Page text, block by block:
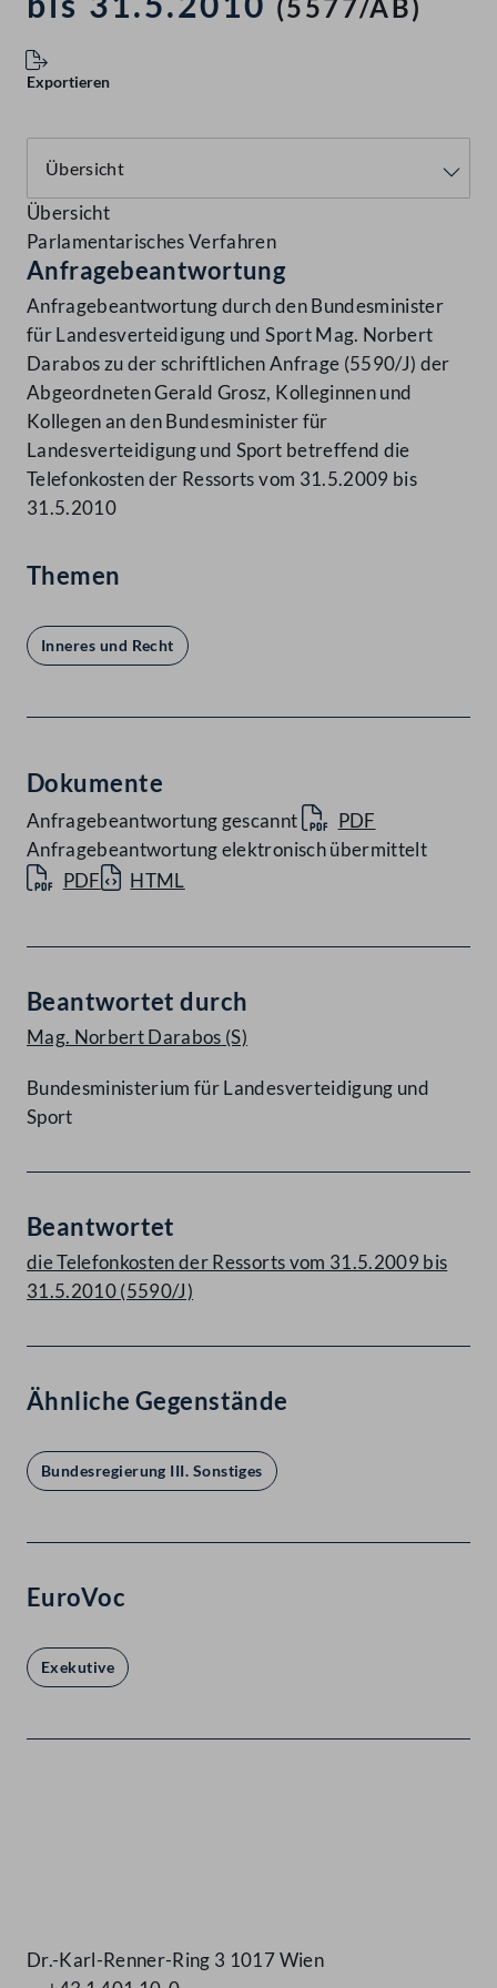
(5577/AB)
Exportieren
Übersicht
Parlamentarisches Verfahren
Anfragebeantwortung
Anfragebeantwortung durch den Bundesminister
für Landesverteidigung und Sport Mag. Norbert
Darabos zu der schriftlichen Anfrage (5590/J) der
Abgeordneten Gerald Grosz, Kolleginnen und
Kollegen an den Bundesminister für
Landesverteidigung und Sport betreffend die
Telefonkosten der Ressorts vom 31.5.2009 bis
31.5.2010
Themen
Inneres und Recht
Dokumente
Anfragebeantwortung gescannt
PDF
Anfragebeantwortung elektronisch übermittelt
PDF
HTML
Beantwortet durch
Mag. Norbert Darabos (S)
Bundesministerium für Landesverteidigung und
Sport
Beantwortet
die Telefonkosten der Ressorts vom 31.5.2009 bis
31.5.2010 (5590/J)
Ähnliche Gegenstände
Bundesregierung III. Sonstiges
EuroVoc
Exekutive
Dr.-Karl-Renner-Ring 3 1017 Wien